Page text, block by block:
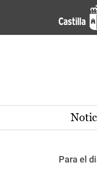
Pasar al contenido principal
Para el